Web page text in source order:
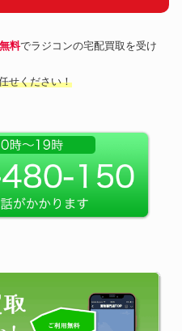
料でラジコンの宅配買取を受け
せください！